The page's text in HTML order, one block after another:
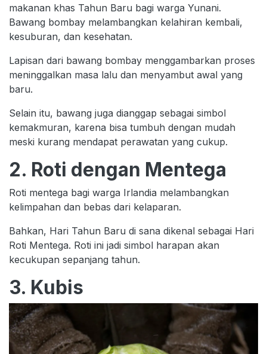
makanan khas Tahun Baru bagi warga Yunani.
Bawang bombay melambangkan kelahiran kembali,
kesuburan, dan kesehatan.
Lapisan dari bawang bombay menggambarkan proses
meninggalkan masa lalu dan menyambut awal yang
baru.
Selain itu, bawang juga dianggap sebagai simbol
kemakmuran, karena bisa tumbuh dengan mudah
meski kurang mendapat perawatan yang cukup.
2. Roti dengan Mentega
Roti mentega bagi warga Irlandia melambangkan
kelimpahan dan bebas dari kelaparan.
Bahkan, Hari Tahun Baru di sana dikenal sebagai Hari
Roti Mentega. Roti ini jadi simbol harapan akan
kecukupan sepanjang tahun.
3. Kubis